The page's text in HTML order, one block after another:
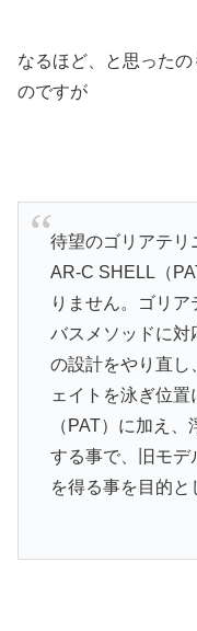
なるほど、と思った
のですが
待望のゴリアテリ
AR-C SHELL（
りません。ゴリ
バスメソッドに対
の設計をやり直し
ェイトを泳ぎ位
（PAT）に加え
する事で、旧モデ
を得る事を目的と